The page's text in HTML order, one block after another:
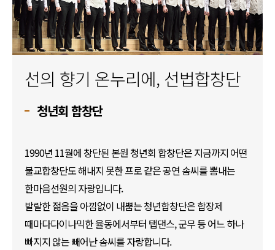
선의 향기 온누리에, 선법합창단
청년회 합창단
1990년 11월에 창단된 본원 청년회 합창단은 지금까지 어떤
불교합창단도 해내지 못한 프로 같은 공연 솜씨를 뽐내는
한마음선원의 자랑입니다.
발랄한 젊음을 아낌없이 내뿜는 청년합창단은 합장제
때마다다이나믹한 율동에서부터 탭댄스, 군무 등 어느 하나
빠지지 않는 빼어난 솜씨를 자랑합니다.